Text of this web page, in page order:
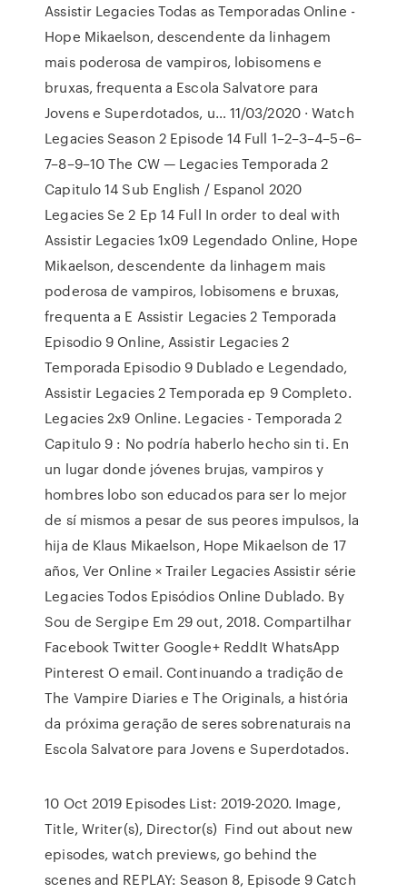
Assistir Legacies Todas as Temporadas Online -
Hope Mikaelson, descendente da linhagem
mais poderosa de vampiros, lobisomens e
bruxas, frequenta a Escola Salvatore para
Jovens e Superdotados, u… 11/03/2020 · Watch
Legacies Season 2 Episode 14 Full 1–2–3–4–5–6–
7–8–9–10 The CW — Legacies Temporada 2
Capitulo 14 Sub English / Espanol 2020
Legacies Se 2 Ep 14 Full In order to deal with
Assistir Legacies 1x09 Legendado Online, Hope
Mikaelson, descendente da linhagem mais
poderosa de vampiros, lobisomens e bruxas,
frequenta a E Assistir Legacies 2 Temporada
Episodio 9 Online, Assistir Legacies 2
Temporada Episodio 9 Dublado e Legendado,
Assistir Legacies 2 Temporada ep 9 Completo.
Legacies 2x9 Online. Legacies - Temporada 2
Capitulo 9 : No podría haberlo hecho sin ti. En
un lugar donde jóvenes brujas, vampiros y
hombres lobo son educados para ser lo mejor
de sí mismos a pesar de sus peores impulsos, la
hija de Klaus Mikaelson, Hope Mikaelson de 17
años, Ver Online × Trailer Legacies Assistir série
Legacies Todos Episódios Online Dublado. By
Sou de Sergipe Em 29 out, 2018. Compartilhar
Facebook Twitter Google+ ReddIt WhatsApp
Pinterest O email. Continuando a tradição de
The Vampire Diaries e The Originals, a história
da próxima geração de seres sobrenaturais na
Escola Salvatore para Jovens e Superdotados.
10 Oct 2019 Episodes List: 2019-2020. Image,
Title, Writer(s), Director(s) Find out about new
episodes, watch previews, go behind the
scenes and REPLAY: Season 8, Episode 9 Catch